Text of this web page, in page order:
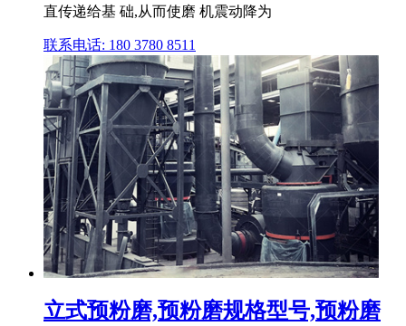
直传递给基 础,从而使磨 机震动降为
联系电话: 180 3780 8511
立式预粉磨,预粉磨规格型号,预粉磨